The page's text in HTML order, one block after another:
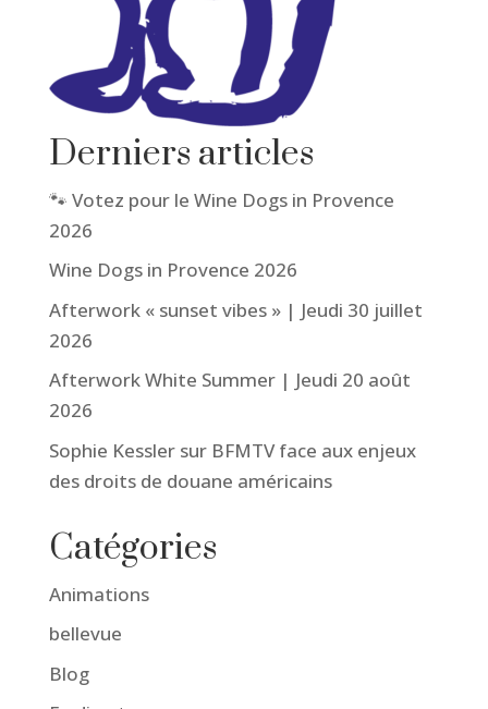
Derniers articles
🐾 Votez pour le Wine Dogs in Provence
2026
Wine Dogs in Provence 2026
Afterwork « sunset vibes » | Jeudi 30 juillet
2026
Afterwork White Summer | Jeudi 20 août
2026
Sophie Kessler sur BFMTV face aux enjeux
des droits de douane américains
Catégories
Animations
bellevue
Blog